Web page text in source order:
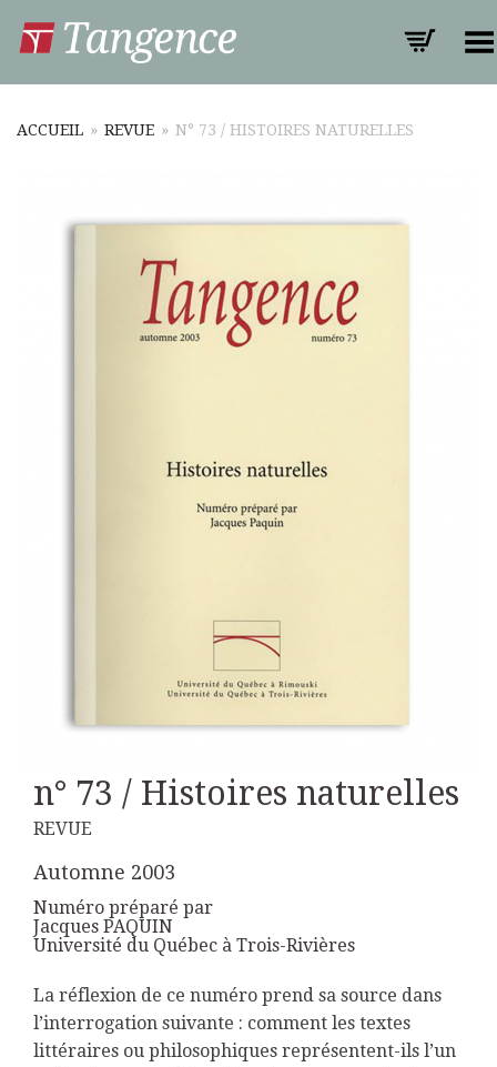
Toggle Menu
ACCUEIL » REVUE » N° 73 / HISTOIRES NATURELLES
n° 73 / Histoires naturelles
REVUE
Automne 2003
Numéro préparé par
Jacques PAQUIN
Université du Québec à Trois-Rivières
La réflexion de ce numéro prend sa source dans
l’interrogation suivante : comment les textes
littéraires ou philosophiques représentent-ils l’un